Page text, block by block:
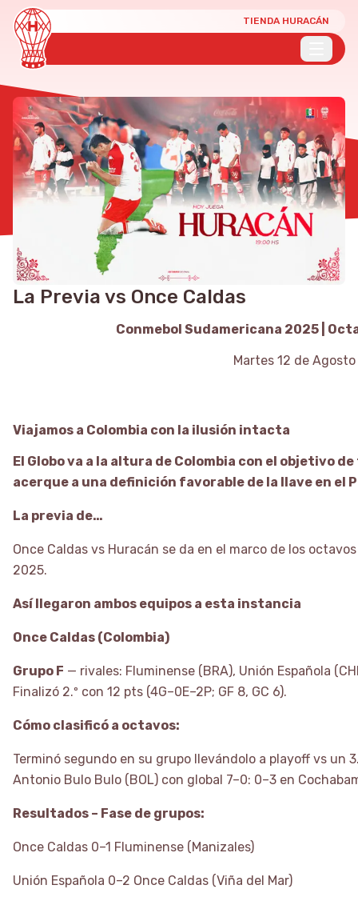
TIENDA HURACÁN
La Previa vs Once Caldas
Conmebol Sudamericana 2025 |
Martes 12 de
Viajamos a Colombia con la ilusión intacta
El Globo va a la altura de Colombia con el objetivo
acerque a una definición favorable de la llave en el
La previa de…
Once Caldas vs Huracán se da en el marco de los
2025.
Así llegaron ambos equipos a esta instancia
Once Caldas (Colombia)
Grupo F — rivales: Fluminense (BRA), Unión Española
Finalizó 2.º con 12 pts (4G–0E–2P; GF 8, GC 6).
Cómo clasificó a octavos:
Terminó segundo en su grupo llevándolo a playoff vs un
Antonio Bulo Bulo (BOL) con global 7–0: 0–3 en
Resultados – Fase de grupos:
Once Caldas 0–1 Fluminense (Manizales)
Unión Española 0–2 Once Caldas (Viña del Mar)